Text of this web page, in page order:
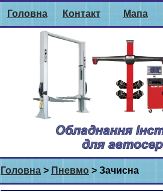
Головна Контакт Мапа
Головна > Пневмо > Зачисна